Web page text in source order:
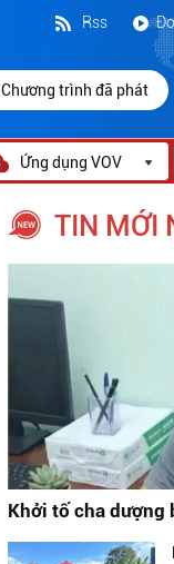
Rss
Chương trình đã phát
Ứng dụng VOV
TIN MỚI
Khởi tố cha dượng